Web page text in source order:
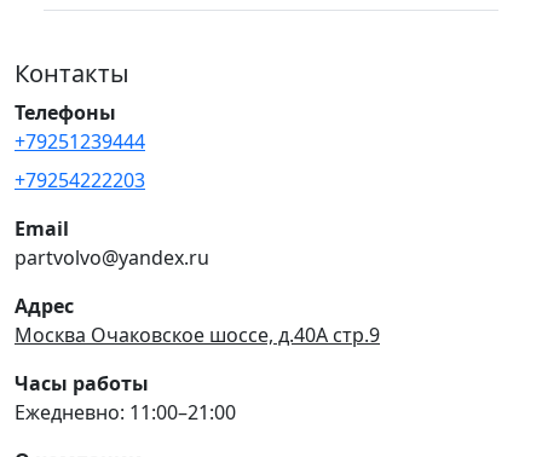
Контакты
Телефоны
+79251239444
+79254222203
Email
partvolvo@yandex.ru
Адрес
Москва Очаковское шоссе, д.40А стр.9
Часы работы
Ежедневно: 11:00–21:00